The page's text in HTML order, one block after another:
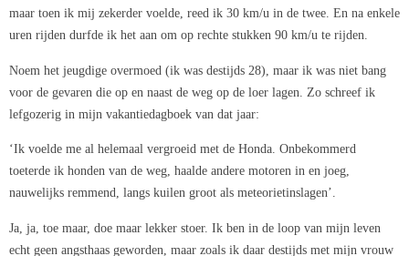
maar toen ik mij zekerder voelde, reed ik 30 km/u in de twee. En na enkele
uren rijden durfde ik het aan om op rechte stukken 90 km/u te rijden.
Noem het jeugdige overmoed (ik was destijds 28), maar ik was niet bang
voor de gevaren die op en naast de weg op de loer lagen. Zo schreef ik
lefgozerig in mijn vakantiedagboek van dat jaar:
‘Ik voelde me al helemaal vergroeid met de Honda. Onbekommerd
toeterde ik honden van de weg, haalde andere motoren in en joeg,
nauwelijks remmend, langs kuilen groot als meteorietinslagen’.
Ja, ja, toe maar, doe maar lekker stoer. Ik ben in de loop van mijn leven
echt geen angsthaas geworden, maar zoals ik daar destijds met mijn vrouw